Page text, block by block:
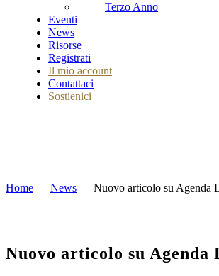
Terzo Anno
Eventi
News
Risorse
Registrati
Il mio account
Contattaci
Sostienici
Home — News — Nuovo articolo su Agenda
Nuovo articolo su Agenda